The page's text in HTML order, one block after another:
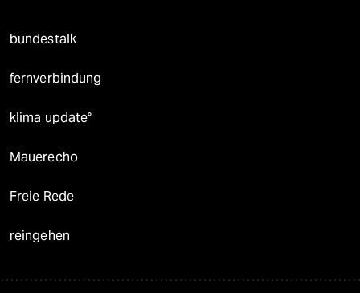
bundestalk
fernverbindung
klima update°
Mauerecho
Freie Rede
reingehen